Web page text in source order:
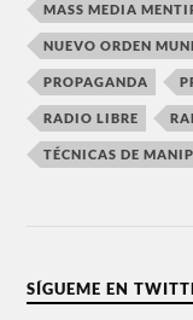
MASS MEDIA
NUEVO ORDEN
PROPAGANDA
RADIO LIBRE
TÉCNICAS DE
SÍGUEME EN